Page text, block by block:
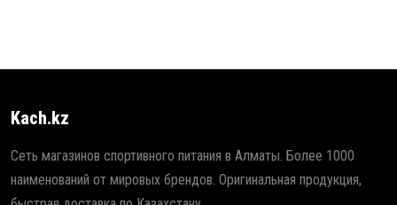
Kach.kz
Сеть магазинов спортивного питания в Алматы. Более 1000
наименований от мировых брендов. Оригинальная продукция,